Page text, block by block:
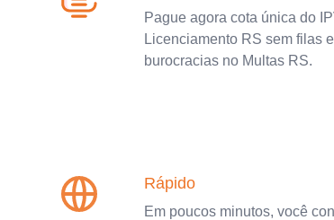
Pague agora cota única do
Licenciamento RS sem filas e
burocracias no Multas RS.
Rápido
Em poucos minutos, você